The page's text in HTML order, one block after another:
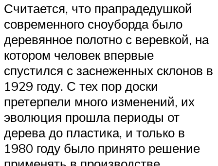
Считается, что прапрадедушкой
современного сноуборда было
деревянное полотно с веревкой, на
котором человек впервые
спустился с заснеженных склонов в
1929 году. С тех пор доски
претерпели много изменений, их
эволюция прошла периоды от
дерева до пластика, и только в
1980 году было принято решение